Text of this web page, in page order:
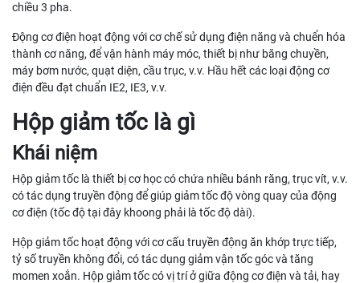
chiều 3 pha.
Động cơ điện hoạt động với cơ chế sử dụng điện năng và chuển hóa
thành cơ năng, để vận hành máy móc, thiết bị như băng chuyền,
máy bơm nước, quạt diện, cầu trục, v.v. Hầu hết các loại động cơ
điện đều đạt chuẩn IE2, IE3, v.v.
Hộp giảm tốc là gì
Khái niệm
Hộp giảm tốc là thiết bị cơ học có chứa nhiều bánh răng, trục vít, v.v.
có tác dụng truyền động để giúp giảm tốc độ vòng quay của động
cơ điện (tốc độ tại đây khoong phải là tốc độ dài).
Hộp giảm tốc hoạt động với cơ cấu truyền động ăn khớp trực tiếp,
tỷ số truyền không đổi, có tác dụng giảm vận tốc góc và tăng
momen xoắn. Hộp giảm tốc có vị trí ở giữa động cơ điện và tải, hay